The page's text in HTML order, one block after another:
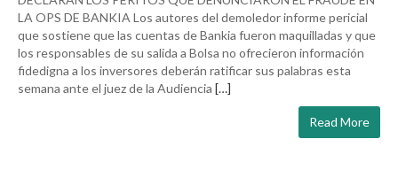
LA OPS DE BANKIA Los autores del demoledor informe pericial
que sostiene que las cuentas de Bankia fueron maquilladas y que
los responsables de su salida a Bolsa no ofrecieron información
fidedigna a los inversores deberán ratificar sus palabras esta
semana ante el juez de la Audiencia […]
Read More